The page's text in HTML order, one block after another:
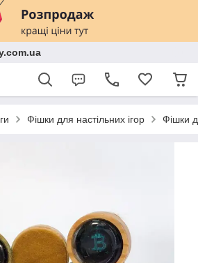
Фішки для настільних ігор Фішки